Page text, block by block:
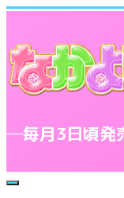
─毎月3日頃発
toggle